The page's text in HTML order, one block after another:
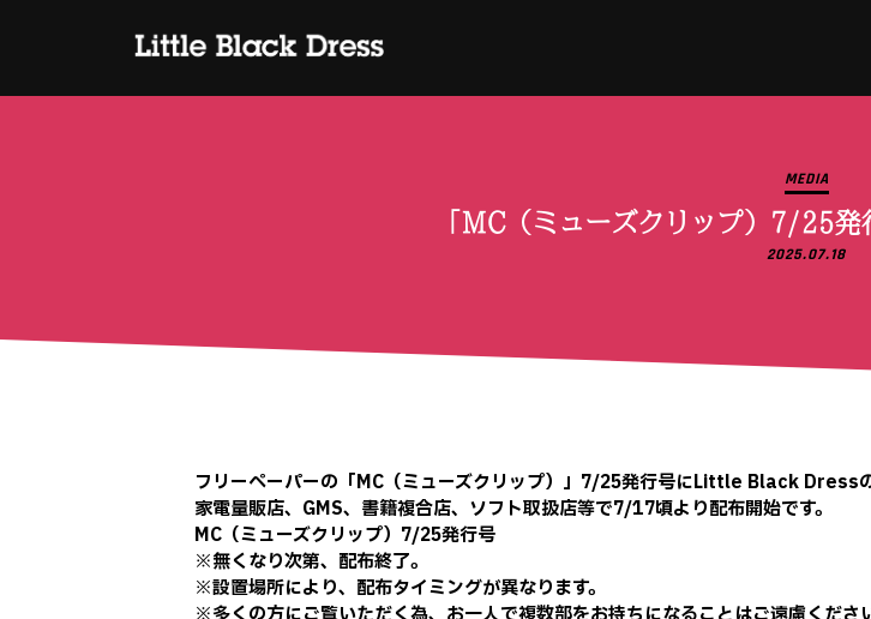
MEDIA
「MC（ミューズクリップ）7/25発
2025.07.18
フリーペーパーの「MC（ミューズクリップ）」7/25発行号にLittle Black Dressの
家電量販店、GMS、書籍複合店、ソフト取扱店等で7/17頃より配布開始です。
MC（ミューズクリップ）7/25発行号
※無くなり次第、配布終了。
※設置場所により、配布タイミングが異なります。